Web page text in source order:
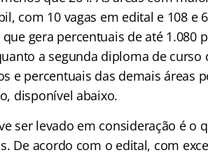
com 10 vagas em edital e 108 e
gera percentuais de até 1.080
a segunda diploma de curso
e percentuais das demais áreas
disponível abaixo.
ser levado em consideração é o
De acordo com o edital, com